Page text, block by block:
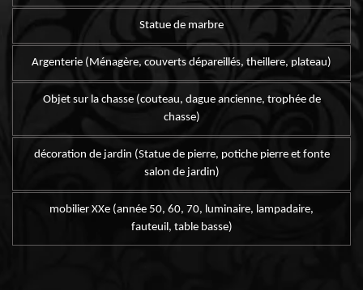
Statue de marbre
Argenterie (Ménagère, couverts dépareillés, theillere, plateau)
Objet sur la chasse (couteau, dague ancienne, trophée de
chasse)
décoration de jardin (Statue de pierre, potiche pierre et fonte
salon de jardin)
mobilier XXe (année 50, 60, 70, luminaire, lampadaire,
fauteuil, table basse)